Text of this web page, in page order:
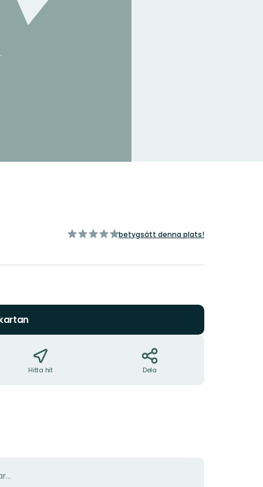
av
betygsätt denna plats!
Hitta hit Dela